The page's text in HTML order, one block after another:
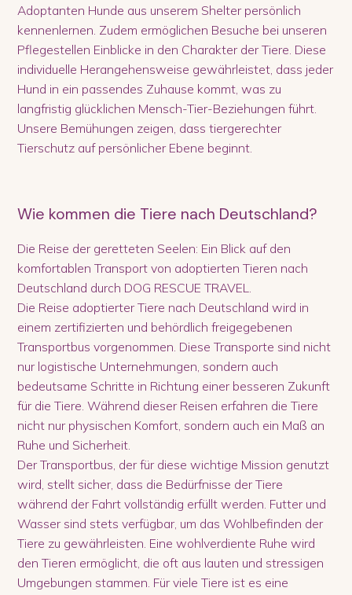
Adoptanten Hunde aus unserem Shelter persönlich
kennenlernen. Zudem ermöglichen Besuche bei unseren
Pflegestellen Einblicke in den Charakter der Tiere. Diese
individuelle Herangehensweise gewährleistet, dass jeder
Hund in ein passendes Zuhause kommt, was zu
langfristig glücklichen Mensch-Tier-Beziehungen führt.
Unsere Bemühungen zeigen, dass tiergerechter
Tierschutz auf persönlicher Ebene beginnt.
Wie kommen die Tiere nach Deutschland?
Die Reise der geretteten Seelen: Ein Blick auf den
komfortablen Transport von adoptierten Tieren nach
Deutschland durch DOG RESCUE TRAVEL.
Die Reise adoptierter Tiere nach Deutschland wird in
einem zertifizierten und behördlich freigegebenen
Transportbus vorgenommen. Diese Transporte sind nicht
nur logistische Unternehmungen, sondern auch
bedeutsame Schritte in Richtung einer besseren Zukunft
für die Tiere. Während dieser Reisen erfahren die Tiere
nicht nur physischen Komfort, sondern auch ein Maß an
Ruhe und Sicherheit.
Der Transportbus, der für diese wichtige Mission genutzt
wird, stellt sicher, dass die Bedürfnisse der Tiere
während der Fahrt vollständig erfüllt werden. Futter und
Wasser sind stets verfügbar, um das Wohlbefinden der
Tiere zu gewährleisten. Eine wohlverdiente Ruhe wird
den Tieren ermöglicht, die oft aus lauten und stressigen
Umgebungen stammen. Für viele Tiere ist es eine